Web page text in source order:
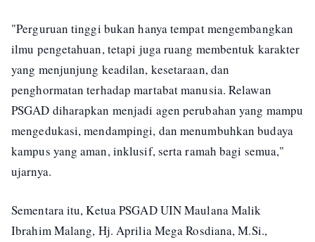
"Perguruan tinggi bukan hanya tempat mengembangkan
ilmu pengetahuan, tetapi juga ruang membentuk karakter
yang menjunjung keadilan, kesetaraan, dan
penghormatan terhadap martabat manusia. Relawan
PSGAD diharapkan menjadi agen perubahan yang mampu
mengedukasi, mendampingi, dan menumbuhkan budaya
kampus yang aman, inklusif, serta ramah bagi semua,"
ujarnya.
Sementara itu, Ketua PSGAD UIN Maulana Malik
Ibrahim Malang, Hj. Aprilia Mega Rosdiana, M.Si.,